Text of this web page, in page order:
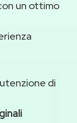
un ottimo
di